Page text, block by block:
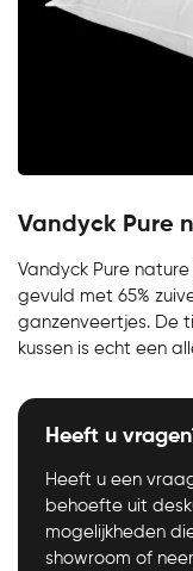
Vandyck Pure
Vandyck Pure
gevuld met 65%
ganzenveertjes. De
kussen is echt een
Heeft u
Heeft u een
behoefte uit
mogelijkheden
showroom of